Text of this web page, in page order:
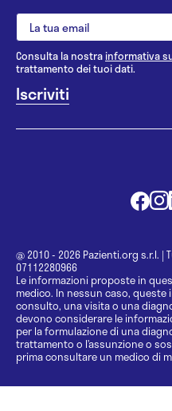
Consulta la nostrainformativa
trattamento dei tuoi dati.
@ 2010 - 2026 Pazienti.org s.r.l. |
07112280966
Le informazioni proposte in
medico. In nessun caso,
consulto, una visita o una
devono considerare le
per la formulazione di una
trattamento o l’assunzione o
prima consultare un medico di